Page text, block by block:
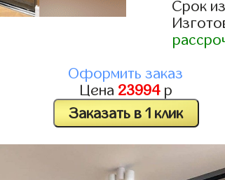
Срок
Оформить заказ
Цена 23994р
Заказать в 1 клик